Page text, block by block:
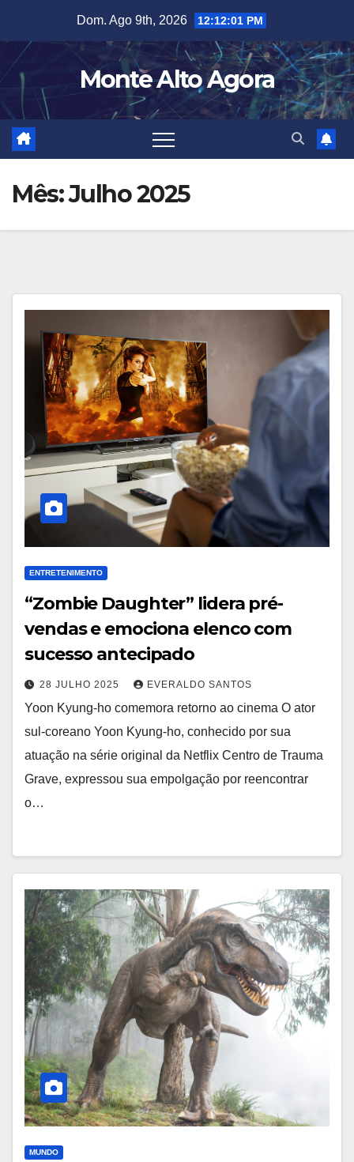
content
Dom. Ago 9th, 2026 12:12:02 PM
Monte Alto Agora
Mês:Julho 2025
ENTRETENIMENTO
“Zombie Daughter” lidera pré-
vendas e emociona elenco com
sucesso antecipado
28 JULHO 2025 EVERALDO SANTOS
Yoon Kyung-ho comemora retorno ao cinema O ator
sul-coreano Yoon Kyung-ho, conhecido por sua
atuação na série original da Netflix Centro de Trauma
Grave, expressou sua empolgação por reencontrar
o…
MUNDO